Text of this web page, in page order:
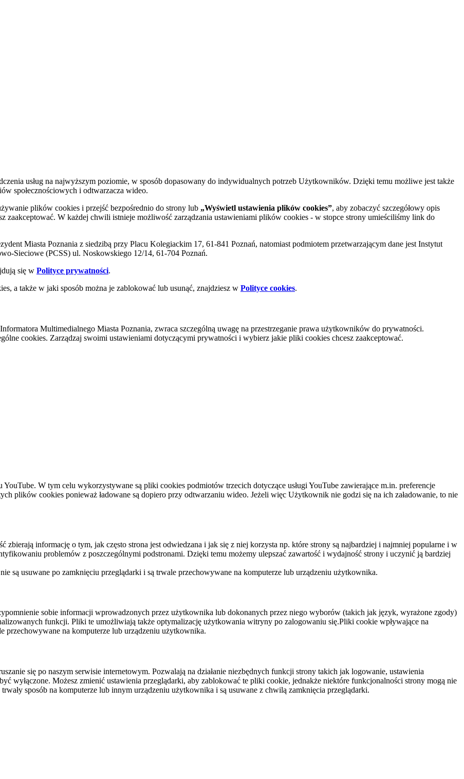
usług na najwyższym poziomie, w sposób dopasowany do indywidualnych potrzeb Użytkowników. Dzięki temu możliwe jest także
społecznościowych i odtwarzacza wideo.
plików cookies i przejść bezpośrednio do strony lub „Wyświetl ustawienia plików cookies”, aby zobaczyć szczegółowy opis
zaakceptować. W każdej chwili istnieje możliwość zarządzania ustawieniami plików cookies - w stopce strony umieściliśmy link do
Miasta Poznania z siedzibą przy Placu Kolegiackim 17, 61-841 Poznań, natomiast podmiotem przetwarzającym dane jest Instytut
Sieciowe (PCSS) ul. Noskowskiego 12/14, 61-704 Poznań.
się w Polityce prywatności.
a także w jaki sposób można je zablokować lub usunąć, znajdziesz w Polityce cookies.
Multimedialnego Miasta Poznania, zwraca szczególną uwagę na przestrzeganie prawa użytkowników do prywatności.
cookies. Zarządzaj swoimi ustawieniami dotyczącymi prywatności i wybierz jakie pliki cookies chcesz zaakceptować.
W tym celu wykorzystywane są pliki cookies podmiotów trzecich dotyczące usługi YouTube zawierające m.in. preferencje
plików cookies ponieważ ładowane są dopiero przy odtwarzaniu wideo. Jeżeli więc Użytkownik nie godzi się na ich załadowanie, to nie
zbierają informację o tym, jak często strona jest odwiedzana i jak się z niej korzysta np. które strony są najbardziej i najmniej popularne i w
problemów z poszczególnymi podstronami. Dzięki temu możemy ulepszać zawartość i wydajność strony i uczynić ją bardziej
są usuwane po zamknięciu przeglądarki i są trwale przechowywane na komputerze lub urządzeniu użytkownika.
sobie informacji wprowadzonych przez użytkownika lub dokonanych przez niego wyborów (takich jak język, wyrażone zgody)
funkcji. Pliki te umożliwiają także optymalizację użytkowania witryny po zalogowaniu się.Pliki cookie wpływające na
przechowywane na komputerze lub urządzeniu użytkownika.
się po naszym serwisie internetowym. Pozwalają na działanie niezbędnych funkcji strony takich jak logowanie, ustawienia
wyłączone. Możesz zmienić ustawienia przeglądarki, aby zablokować te pliki cookie, jednakże niektóre funkcjonalności strony mogą nie
sposób na komputerze lub innym urządzeniu użytkownika i są usuwane z chwilą zamknięcia przeglądarki.